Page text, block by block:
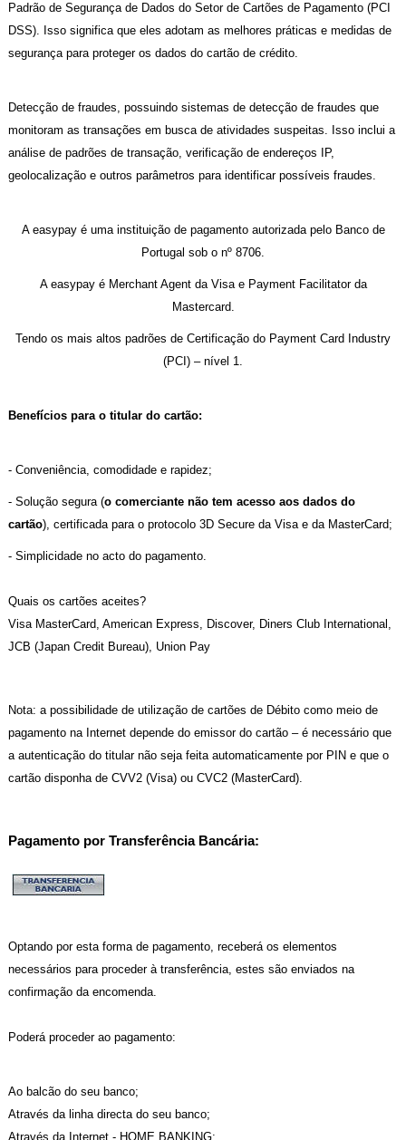
Padrão de Segurança de Dados do Setor de Cartões de Pagamento (PCI
DSS). Isso significa que eles adotam as melhores práticas e medidas de
segurança para proteger os dados do cartão de crédito.
Detecção de fraudes, possuindo sistemas de detecção de fraudes que
monitoram as transações em busca de atividades suspeitas. Isso inclui a
análise de padrões de transação, verificação de endereços IP,
geolocalização e outros parâmetros para identificar possíveis fraudes.
A easypay é uma instituição de pagamento autorizada pelo Banco de
Portugal sob o nº 8706.
A easypay é Merchant Agent da Visa e Payment Facilitator da
Mastercard.
Tendo os mais altos padrões de Certificação do Payment Card Industry
(PCI) – nível 1.
Benefícios para o titular do cartão:
- Conveniência, comodidade e rapidez;
- Solução segura (o comerciante não tem acesso aos dados do
cartão), certificada para o protocolo 3D Secure da Visa e da MasterCard;
- Simplicidade no acto do pagamento.
Quais os cartões aceites?
Visa MasterCard, American Express, Discover, Diners Club International,
JCB (Japan Credit Bureau), Union Pay
Nota: a possibilidade de utilização de cartões de Débito como meio de
pagamento na Internet depende do emissor do cartão – é necessário que
a autenticação do titular não seja feita automaticamente por PIN e que o
cartão disponha de CVV2 (Visa) ou CVC2 (MasterCard).
Pagamento por Transferência Bancária:
Optando por esta forma de pagamento, receberá os elementos
necessários para proceder à transferência, estes são enviados na
confirmação da encomenda.
Poderá proceder ao pagamento:
Ao balcão do seu banco;
Através da linha directa do seu banco;
Através da Internet - HOME BANKING;